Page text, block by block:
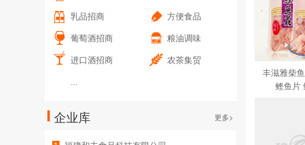
丰滋雅柴
鲣鱼片
乳品招商 方便食品
葡萄酒招商 粮油调味
进口酒招商 农茶集贸
企业库 更多>